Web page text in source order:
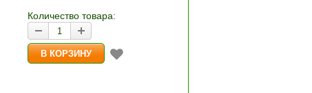
Количество товара: